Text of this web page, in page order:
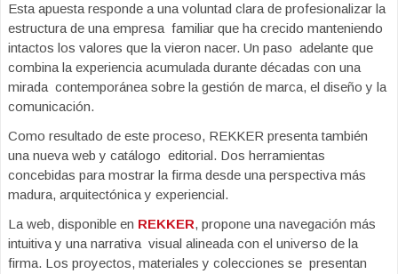
Esta apuesta responde a una voluntad clara de profesionalizar la
estructura de una empresa familiar que ha crecido manteniendo
intactos los valores que la vieron nacer. Un paso adelante que
combina la experiencia acumulada durante décadas con una
mirada contemporánea sobre la gestión de marca, el diseño y la
comunicación.
Como resultado de este proceso, REKKER presenta también
una nueva web y catálogo editorial. Dos herramientas
concebidas para mostrar la firma desde una perspectiva más
madura, arquitectónica y experiencial.
La web, disponible en REKKER, propone una navegación más
intuitiva y una narrativa visual alineada con el universo de la
firma. Los proyectos, materiales y colecciones se presentan